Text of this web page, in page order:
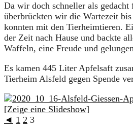
Da wir doch schneller als gedacht
überbrückten wir die Wartezeit
konnten mit den Tierheimtieren.
der Zeit nach Hause und backte
Waffeln, eine Freude und
Es kamen 445 Liter Apfelsaft
Tierheim Alsfeld gegen Spende
[Zeige eine Slideshow]
◄ 1 2 3